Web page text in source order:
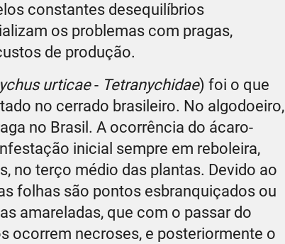
constantes desequilíbrios
os problemas com pragas,
de produção.
urticae- Tetranychidae) foi o que
no cerrado brasileiro. No algodoeiro,
no Brasil. A ocorrência do ácaro-
inicial sempre em reboleira,
no terço médio das plantas. Devido ao
folhas são pontos esbranquiçados ou
amareladas, que com o passar do
ocorrem necroses, e posteriormente o